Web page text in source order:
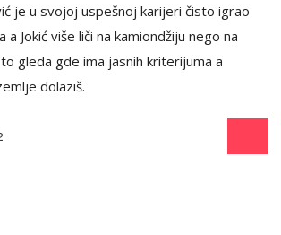
je u svojoj uspešnoj karijeri čisto igrao
a Jokić više liči na kamiondžiju nego na
gleda gde ima jasnih kriterijuma a
dolaziš.